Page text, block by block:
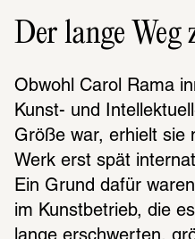
Der lange Weg
Obwohl Carol Rama
Kunst- und
Größe war, erhielt sie
Werk erst spät
Ein Grund dafür
im Kunst­be­trieb, die